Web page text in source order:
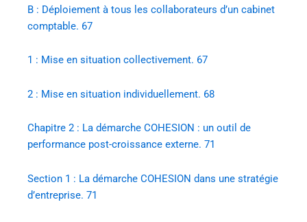
B : Déploiement à tous les collaborateurs d’un cabinet
comptable. 67
1 : Mise en situation collectivement. 67
2 : Mise en situation individuellement. 68
Chapitre 2 : La démarche COHESION : un outil de
performance post-croissance externe. 71
Section 1 : La démarche COHESION dans une stratégie
d’entreprise. 71